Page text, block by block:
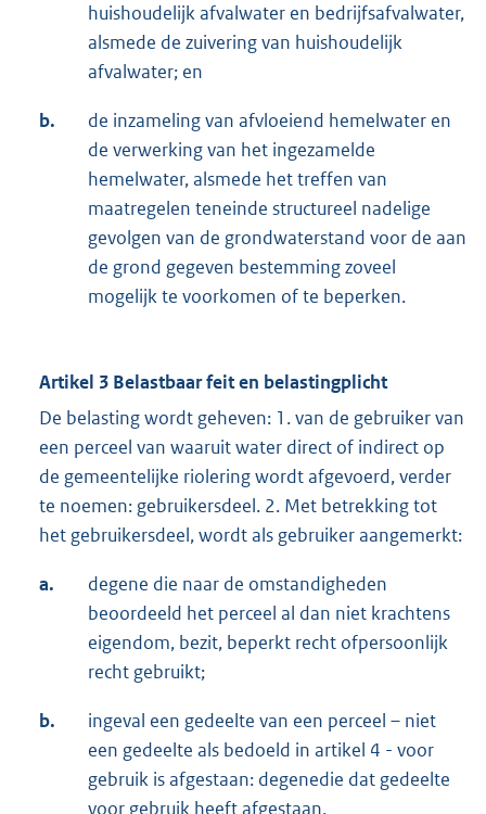
huishoudelijk afvalwater en bedrijfsafvalwater,
alsmede de zuivering van huishoudelijk
afvalwater; en
b.
de inzameling van afvloeiend hemelwater en
de verwerking van het ingezamelde
hemelwater, alsmede het treffen van
maatregelen teneinde structureel nadelige
gevolgen van de grondwaterstand voor de aan
de grond gegeven bestemming zoveel
mogelijk te voorkomen of te beperken.
Artikel 3 Belastbaar feit en belastingplicht
De belasting wordt geheven: 1. van de gebruiker van
een perceel van waaruit water direct of indirect op
de gemeentelijke riolering wordt afgevoerd, verder
te noemen: gebruikersdeel. 2. Met betrekking tot
het gebruikersdeel, wordt als gebruiker aangemerkt:
a.
degene die naar de omstandigheden
beoordeeld het perceel al dan niet krachtens
eigendom, bezit, beperkt recht ofpersoonlijk
recht gebruikt;
b.
ingeval een gedeelte van een perceel – niet
een gedeelte als bedoeld in artikel 4 - voor
gebruik is afgestaan: degenedie dat gedeelte
voor gebruik heeft afgestaan.